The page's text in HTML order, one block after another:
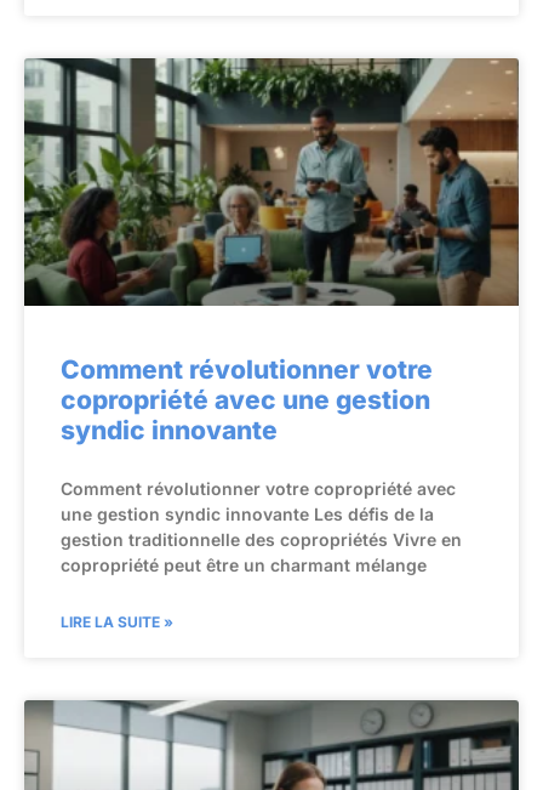
Comment révolutionner votre
copropriété avec une gestion
syndic innovante
Comment révolutionner votre copropriété avec
une gestion syndic innovante Les défis de la
gestion traditionnelle des copropriétés Vivre en
copropriété peut être un charmant mélange
LIRE LA SUITE »